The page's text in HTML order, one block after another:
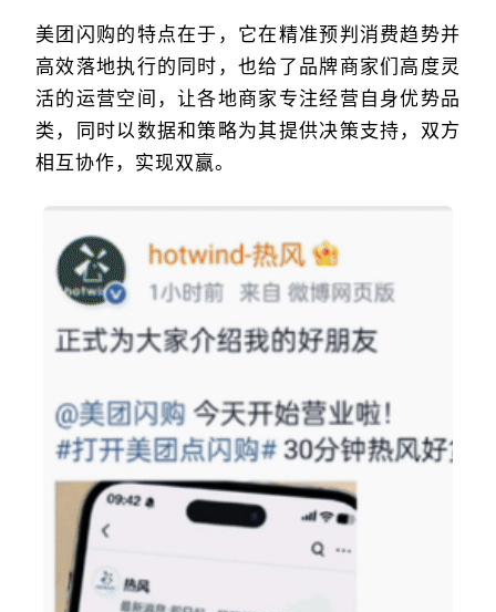
美团闪购的特点在于，它在精准预判消费趋势并
高效落地执行的同时，也给了品牌商家们高度灵
活的运营空间，让各地商家专注经营自身优势品
类，同时以数据和策略为其提供决策支持，双方
相互协作，实现双赢。